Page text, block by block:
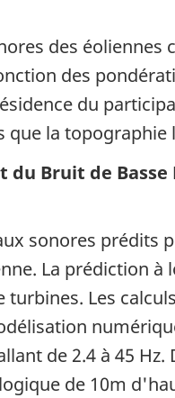
des éoliennes
des
du
la
Bruit de
sonores prédits
La prédiction à
Les
de 2.4 à 45
de 10m